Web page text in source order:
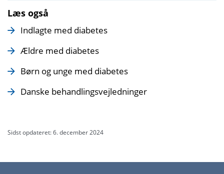
Læs også
Indlagte med diabetes
Ældre med diabetes
Børn og unge med diabetes
Danske behandlingsvejledninger
Sidst opdateret: 6. december 2024